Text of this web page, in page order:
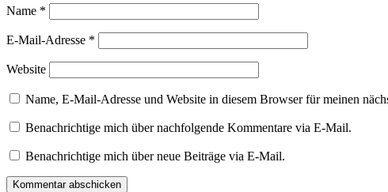
Name *
E-Mail-Adresse *
Website
Name, E-Mail-Adresse und Website in diesem Browser für meinen
Benachrichtige mich über nachfolgende Kommentare via E-Mail.
Benachrichtige mich über neue Beiträge via E-Mail.
Kommentar abschicken